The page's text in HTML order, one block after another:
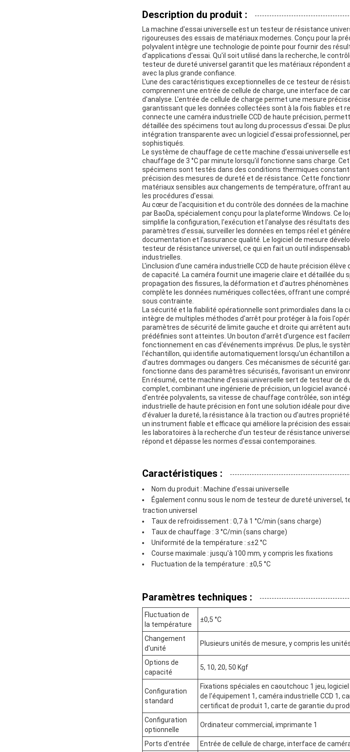
Description du produit :
La machine d'essai universelle est un testeur de résistance
rigoureuses des essais de matériaux modernes. Conçu pour la
polyvalent intègre une technologie de pointe pour fournir des
d'applications d'essai. Qu'il soit utilisé dans la recherche, le
testeur de dureté universel garantit que les matériaux répondent
avec la plus grande confiance.
L'une des caractéristiques exceptionnelles de ce testeur de
comprennent une entrée de cellule de charge, une interface de
d'analyse. L'entrée de cellule de charge permet une mesure
garantissant que les données collectées sont à la fois fiables et
connecte une caméra industrielle CCD de haute précision,
détaillée des spécimens tout au long du processus d'essai. De
intégration transparente avec un logiciel d'essai professionnel,
sophistiqués.
Le système de chauffage de cette machine d'essai universelle
chauffage de 3 °C par minute lorsqu'il fonctionne sans charge.
spécimens sont testés dans des conditions thermiques
précision des mesures de dureté et de résistance. Cette
matériaux sensibles aux changements de température, offrant
les procédures d'essai.
Au cœur de l'acquisition et du contrôle des données de la
par BaoDa, spécialement conçu pour la plateforme Windows. Ce
simplifie la configuration, l'exécution et l'analyse des résultats
paramètres d'essai, surveiller les données en temps réel et
documentation et l'assurance qualité. Le logiciel de mesure
testeur de résistance universel, ce qui en fait un outil
industrielles.
L'inclusion d'une caméra industrielle CCD de haute précision
de capacité. La caméra fournit une imagerie claire et détaillée
propagation des fissures, la déformation et d'autres
complète les données numériques collectées, offrant une
sous contrainte.
La sécurité et la fiabilité opérationnelle sont primordiales dans la
intègre de multiples méthodes d'arrêt pour protéger à la fois
paramètres de sécurité de limite gauche et droite qui arrêtent
prédéfinies sont atteintes. Un bouton d'arrêt d'urgence est
fonctionnement en cas d'événements imprévus. De plus, le
l'échantillon, qui identifie automatiquement lorsqu'un échantillon
d'autres dommages ou dangers. Ces mécanismes de sécurité
fonctionne dans des paramètres sécurisés, favorisant un
En résumé, cette machine d'essai universelle sert de testeur de
complet, combinant une ingénierie de précision, un logiciel
d'entrée polyvalents, sa vitesse de chauffage contrôlée, son
industrielle de haute précision en font une solution idéale pour
d'évaluer la dureté, la résistance à la traction ou d'autres
un instrument fiable et efficace qui améliore la précision des
les laboratoires à la recherche d'un testeur de résistance
répond et dépasse les normes d'essai contemporaines.
Caractéristiques :
Nom du produit : Machine d'essai universelle
Également connu sous le nom de testeur de dureté
traction universel
Taux de refroidissement : 0,7 à 1 °C/min (sans charge)
Taux de chauffage : 3 °C/min (sans charge)
Uniformité de la température : ≤±2 °C
Course maximale : jusqu'à 100 mm, y compris les fixations
Fluctuation de la température : ±0,5 °C
Paramètres techniques :
Fluctuation de
la température
±0,5 °C
Changement
d'unité
Plusieurs unités de mesure, y compris les
Options de
capacité
5, 10, 20, 50 Kgf
Configuration
standard
Fixations spéciales en caoutchouc 1 jeu,
de l'équipement 1, caméra industrielle CCD 1,
certificat de produit 1, carte de garantie du
Configuration
optionnelle
Ordinateur commercial, imprimante 1
Ports d'entrée Entrée de cellule de charge, interface de